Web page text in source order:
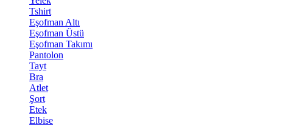
Tshirt
Eşofman Altı
Eşofman Üstü
Eşofman Takımı
Pantolon
Tayt
Bra
Atlet
Şort
Etek
Elbise